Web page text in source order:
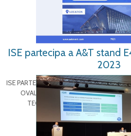
ISE partecipa a A&T stand
2023
ISE PARTECIPA A A&T 17a EDIZIONE | 22-
OVAL LINGOTTO FIERE LA FIERA
TECNOLOGIE, AFFIDABILITÀ E